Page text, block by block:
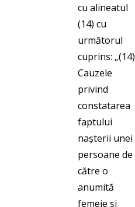
cu alineatul
(14) cu
următorul
cuprins: „(14)
Cauzele
privind
constatarea
faptului
nașterii unei
persoane de
către o
anumită
femeie și